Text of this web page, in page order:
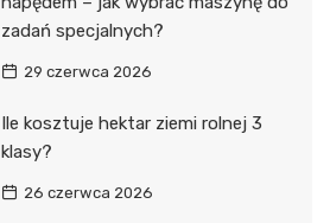
zadań specjalnych?
29 czerwca 2026
Ile kosztuje hektar ziemi rolnej 3
klasy?
26 czerwca 2026